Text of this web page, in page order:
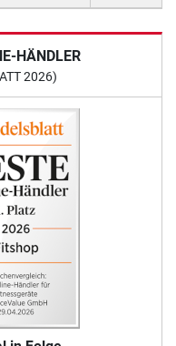
HÄNDLER
2026)